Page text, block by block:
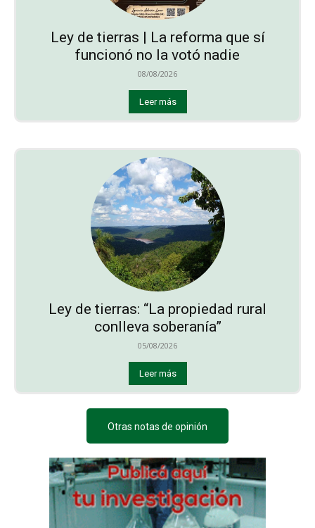
Ley de tierras | La reforma que sí
funcionó no la votó nadie
08/08/2026
Leer más
Ley de tierras: “La propiedad rural
conlleva soberanía”
05/08/2026
Leer más
Otras notas de opinión